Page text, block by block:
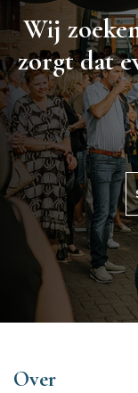
Wij
zorgt dat
Over